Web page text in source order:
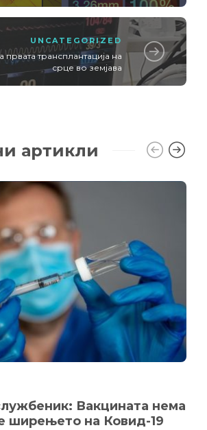
UNCATEGORIZED
првата трансплантација на
срце во земјава
артикли
Вакцината нема
ширењето на Ковид-19